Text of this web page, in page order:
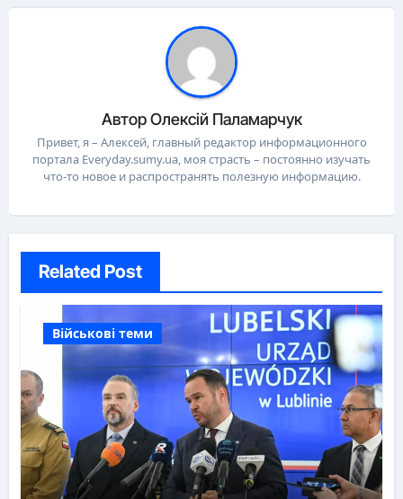
АвторОлексій Паламарчук
Привет, я – Алексей, главный редактор информационного
портала Everyday.sumy.ua, моя страсть – постоянно изучать
что-то новое и распространять полезную информацию.
Related Post
Військові теми